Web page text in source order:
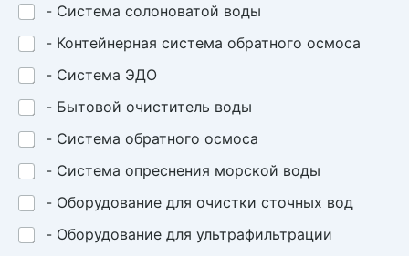
- Система солоноватой воды
- Контейнерная система обратного осмоса
- Система ЭДО
- Бытовой очиститель воды
- Система обратного осмоса
- Система опреснения морской воды
- Оборудование для очистки сточных вод
- Оборудование для ультрафильтрации